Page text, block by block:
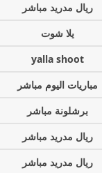
ريال مدريد مباشر
يلا شوت
yalla shoot
مباريات اليوم مباشر
برشلونة مباشر
ريال مدريد مباشر
ريال مدريد مباشر